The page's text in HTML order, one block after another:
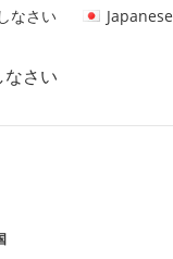
なさい Japanese
なさい